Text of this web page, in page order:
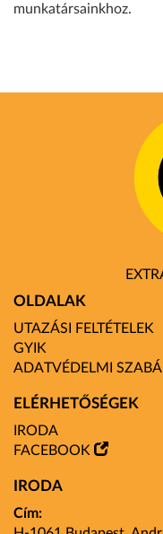
munkatársainkhoz.
OLDALAK
UTAZÁSI FELTÉTELEK
GYIK
ADATVÉDELMI
ELÉRHETŐSÉGEK
IRODA
FACEBOOK
IRODA
Cím: